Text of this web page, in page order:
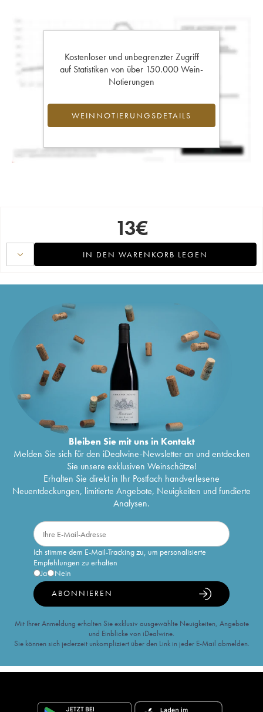
Kostenloser und unbegrenzter Zugriff
auf Statistiken von über 150.000 Wein-
Notierungen
WEINNOTIERUNGSDETAILS
13€
IN DEN WARENKORB LEGEN
Bleiben Sie mit uns in Kontakt
Melden Sie sich für den iDealwine-Newsletter an und entdecken
Sie unsere exklusiven Weinschätze!
Erhalten Sie direkt in Ihr Postfach handverlesene
Neuentdeckungen, limitierte Angebote, Neuigkeiten und fundierte
Analysen.
Ich stimme dem E-Mail-Tracking zu, um personalisierte
Empfehlungen zu erhalten
Ja
Nein
ABONNIEREN
Mit Ihrer Anmeldung erhalten Sie exklusiv ausgewählte Neuigkeiten, Angebote
und Einblicke von iDealwine.
Sie können sich jederzeit unkompliziert über den Link in jeder E-Mail abmelden.